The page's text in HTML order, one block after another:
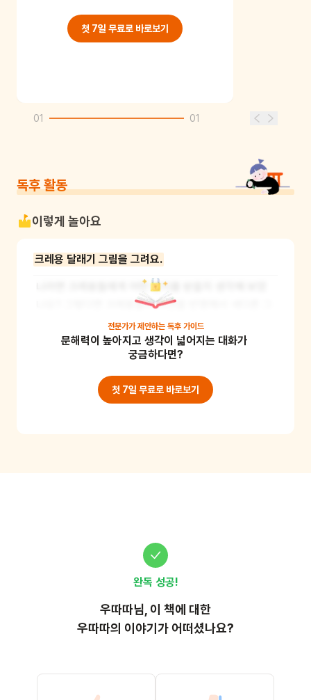
첫 7일 무료로 바로보기
01 01
독후 활동
이렇게 놀아요
크레용 달래기 그림을 그려요.
나라면 크레용들에게 어떤 편지를 받을지 생각해 보았
나요? 그렇다면 크레용들의 의견을 반영해서 색다른 그
림을 그려보세요. 하늘이 꼭 하늘색이고, 나뭇잎이 꼭 초
록색일 필요는 없지요. 색다른 시각으로 창의적이로 그
림을 그려보아요. 다양한 색채를 색다른 방법으로 표현
해 보며 고정관념을 깨고 창의성을 기를 수 있어요. 준비
물: 크레용, 색지
전문가가 제안하는 독후 가이드
문해력이 높아지고 생각이 넓어지는 대화가
궁금하다면?
첫 7일 무료로 바로보기
완독 성공!
우따따님, 이 책에 대한
우따따의 이야기가 어떠셨나요?